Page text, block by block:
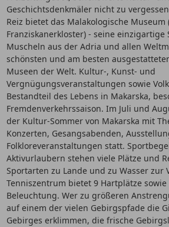
Geschichtsdenkmäler nicht zu
Reiz bietet das Malakologische Museum
Franziskanerkloster) - seine einzigartige
Muscheln aus der Adria und allen
schönsten und am besten
Museen der Welt. Kultur-, Kunst- und
Vergnügungsveranstaltungen sowie
Bestandteil des Lebens in Makarska,
Fremdenverkehrssaison. Im Juli und
der Kultur-Sommer von Makarska mit
Konzerten, Gesangsabenden,
Folkloreveranstaltungen statt.
Aktivurlaubern stehen viele Plätze und
Sportarten zu Lande und zu Wasser zur
Tenniszentrum bietet 9 Hartplätze
Beleuchtung. Wer zu größeren
auf einem der vielen Gebirgspfade die
Gebirges erklimmen, die frische